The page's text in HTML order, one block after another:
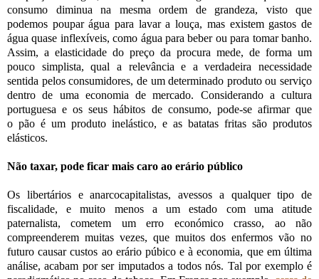
consumo diminua na mesma ordem de grandeza, visto que
podemos poupar água para lavar a louça, mas existem gastos de
água quase inflexíveis, como água para beber ou para tomar banho.
Assim, a elasticidade do preço da procura mede, de forma um
pouco simplista, qual a relevância e a verdadeira necessidade
sentida pelos consumidores, de um determinado produto ou serviço
dentro de uma economia de mercado. Considerando a cultura
portuguesa e os seus hábitos de consumo, pode-se afirmar que
o pão é um produto inelástico, e as batatas fritas são produtos
elásticos.
Não taxar, pode ficar mais caro ao erário público
Os libertários e anarcocapitalistas, avessos a qualquer tipo de
fiscalidade, e muito menos a um estado com uma atitude
paternalista, cometem um erro económico crasso, ao não
compreenderem muitas vezes, que muitos dos enfermos vão no
futuro causar custos ao erário púbico e à economia, que em última
análise, acabam por ser imputados a todos nós. Tal por exemplo é